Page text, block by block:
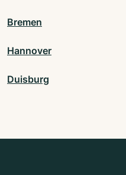
Bremen
Hannover
Duisburg